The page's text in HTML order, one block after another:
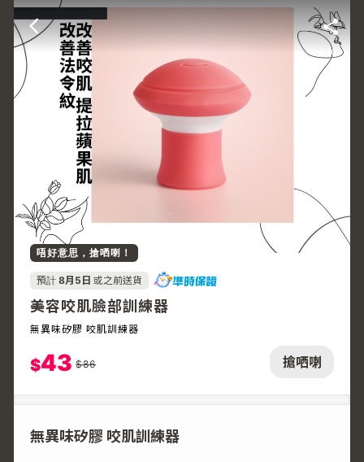
搶哂喇
唔好意思，搶哂喇！
預計 8月5日 或之前送貨
美容咬肌臉部訓練器
無異味矽膠 咬肌訓練器
$43 $86
無異味矽膠 咬肌訓練器